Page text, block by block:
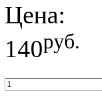
Цена:
140руб.